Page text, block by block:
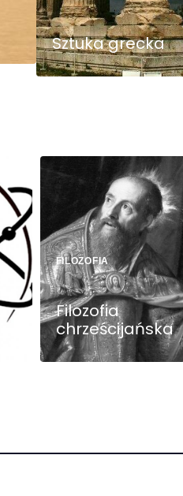
Sztuka grecka
FILOZOFIA
Filozofia
chrześcijańska